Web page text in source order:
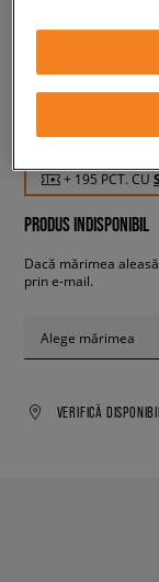
ADIDAS OZELIA
194,99 RON cu
+ 195 PCT. CU
PRODUS INDISPONIBIL
Dacă mărimea
prin e-mail.
Alege mărimea
VERIFICĂ